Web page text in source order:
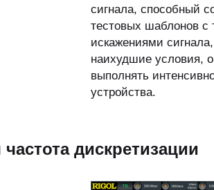
сигнала, способный
тестовых шаблонов
искажениями
наихудшие условия,
выполнять
устройства.
дискретизации